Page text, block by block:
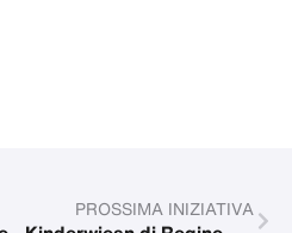
PROSSIMA INIZIATIVA